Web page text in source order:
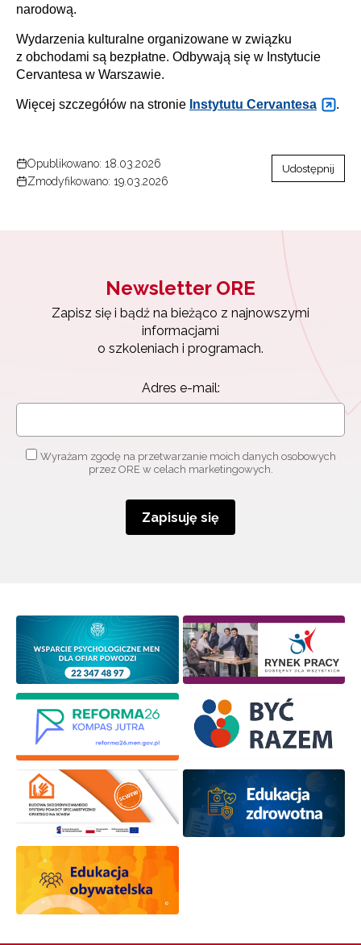
narodową.
Wydarzenia kulturalne organizowane w związku
z obchodami są bezpłatne. Odbywają się w Instytucie
Cervantesa w Warszawie.
Więcej szczegółów na stronie Instytutu Cervantesa .
Opublikowano: 18.03.2026
Zmodyfikowano: 19.03.2026
Udostępnij
Newsletter ORE
Zapisz się i bądź na bieżąco z najnowszymi
informacjami
o szkoleniach i programach.
Adres e-mail:
Wyrażam zgodę na przetwarzanie moich danych osobowych
przez ORE w celach marketingowych.
Zapisuję się